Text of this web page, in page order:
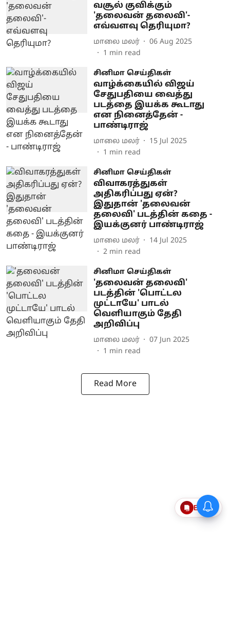
வசூல் குவிக்கும்
'தலைவன் தலைவி'-
எவ்வளவு தெரியுமா?
மாலை மலர்
06 Aug 2025
1 min read
சினிமா செய்திகள்
வாழ்க்கையில் விஜய்
சேதுபதியை வைத்து
படத்தை இயக்க கூடாது
என நினைத்தேன் -
பாண்டிராஜ்
மாலை மலர்
15 Jul 2025
1 min read
சினிமா செய்திகள்
விவாகரத்துகள்
அதிகரிப்பது ஏன்?
இதுதான் 'தலைவன்
தலைவி' படத்தின் கதை -
இயக்குனர் பாண்டிராஜ்
மாலை மலர்
14 Jul 2025
2 min read
சினிமா செய்திகள்
'தலைவன் தலைவி'
படத்தின் 'பொட்டல
முட்டாயே' பாடல்
வெளியாகும் தேதி
அறிவிப்பு
மாலை மலர்
07 Jun 2025
1 min read
Read More
Epaper